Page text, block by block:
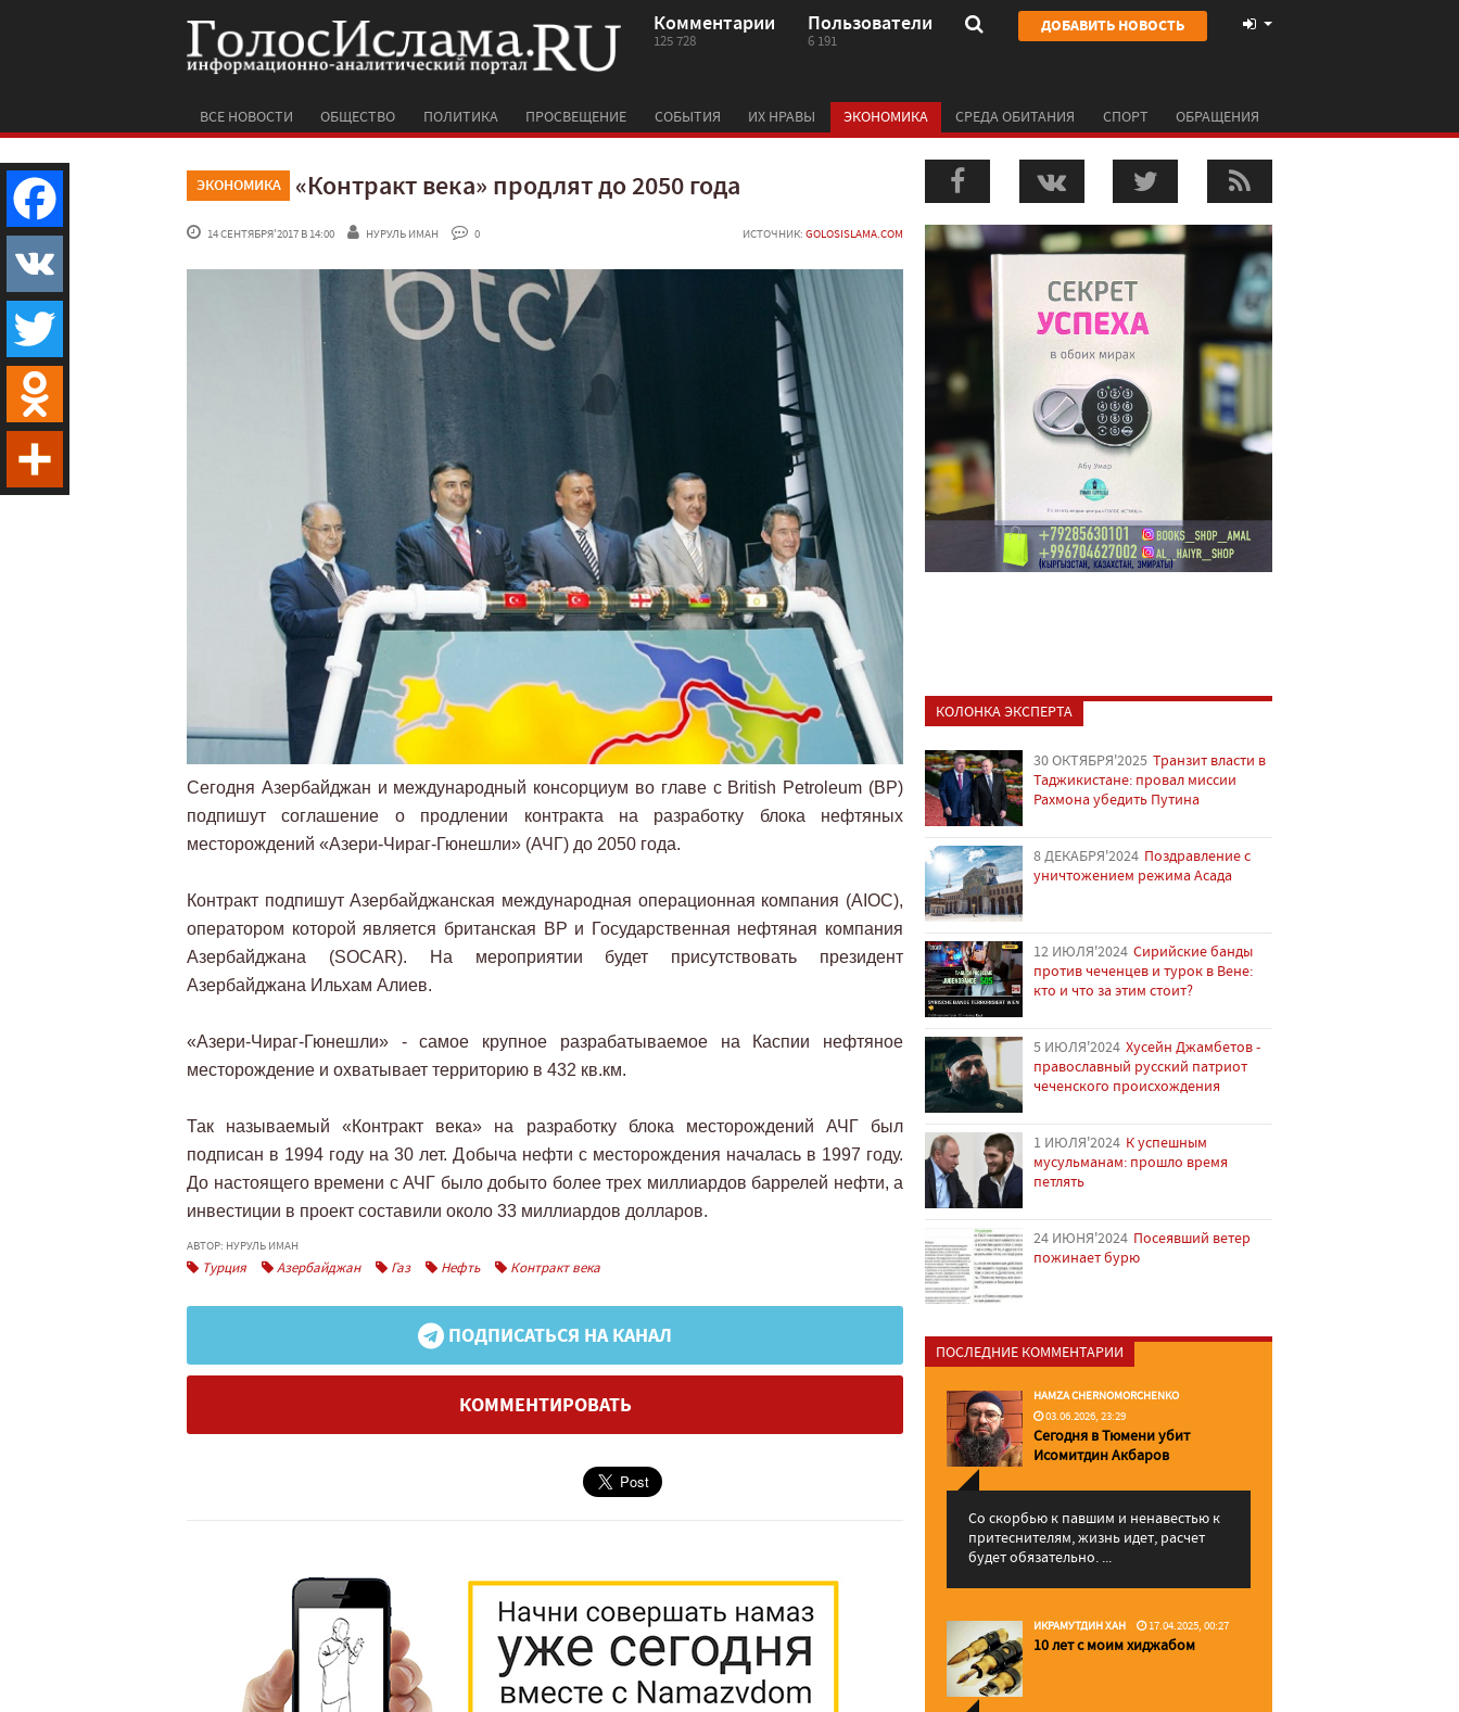
Комментарии
125 728
Пользователи
6 191
ДОБАВИТЬ НОВОСТЬ
ВСЕ НОВОСТИ ОБЩЕСТВО ПОЛИТИКА ПРОСВЕЩЕНИЕ СОБЫТИЯ ИХ НРАВЫ ЭКОНОМИКА СРЕДА ОБИТАНИЯ СПОРТ ОБРАЩЕНИЯ
ЭКОНОМИКА «Контракт века» продлят до 2050 года
14 СЕНТЯБРЯ'2017 В 14:00 НУРУЛЬ ИМАН 0 ИСТОЧНИК: GOLOSISLAMA.COM
Сегодня Азербайджан и международный консорциум во главе с British Petroleum (BP)
подпишут соглашение о продлении контракта на разработку блока нефтяных
месторождений «Азери-Чираг-Гюнешли» (АЧГ) до 2050 года.
Контракт подпишут Азербайджанская международная операционная компания (AIOC),
оператором которой является британская BP и Государственная нефтяная компания
Азербайджана (SOCAR). На мероприятии будет присутствовать президент
Азербайджана Ильхам Алиев.
«Азери-Чираг-Гюнешли» - самое крупное разрабатываемое на Каспии нефтяное
месторождение и охватывает территорию в 432 кв.км.
Так называемый «Контракт века» на разработку блока месторождений АЧГ был
подписан в 1994 году на 30 лет. Добыча нефти с месторождения началась в 1997 году.
До настоящего времени с АЧГ было добыто более трех миллиардов баррелей нефти, а
инвестиции в проект составили около 33 миллиардов долларов.
АВТОР: НУРУЛЬ ИМАН
Турция Азербайджан Газ Нефть Контракт века
ПОДПИСАТЬСЯ НА КАНАЛ
КОММЕНТИРОВАТЬ
КОЛОНКА ЭКСПЕРТА
30 ОКТЯБРЯ'2025 Транзит власти в
Таджикистане: провал миссии
Рахмона убедить Путина
8 ДЕКАБРЯ'2024 Поздравление с
уничтожением режима Асада
12 ИЮЛЯ'2024 Сирийские банды
против чеченцев и турок в Вене:
кто и что за этим стоит?
5 ИЮЛЯ'2024 Хусейн Джамбетов -
православный русский патриот
чеченского происхождения
1 ИЮЛЯ'2024 К успешным
мусульманам: прошло время
петлять
24 ИЮНЯ'2024 Посеявший ветер
пожинает бурю
ПОСЛЕДНИЕ КОММЕНТАРИИ
HAMZA CHERNOMORCHENKO
03.06.2026, 23:29
Сегодня в Тюмени убит
Исомитдин Акбаров
Со скорбью к павшим и ненавестью к
притеснителям, жизнь идет, расчет
будет обязательно. ...
ИКРАМУТДИН ХАН 17.04.2025, 00:27
10 лет с моим хиджабом
Facebook
VK
Twitter
Odnoklassniki